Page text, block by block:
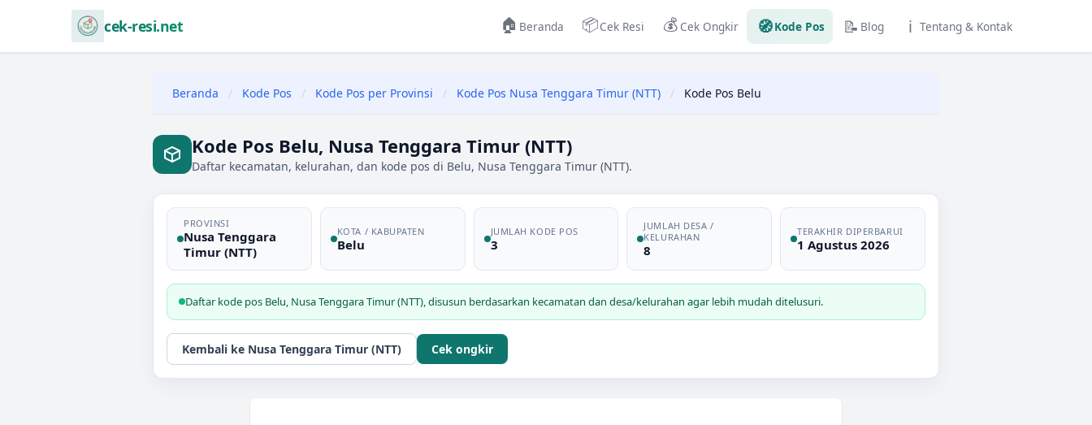
cek-resi.net 🏠 Beranda 📦Cek Resi 💰 Cek Ongkir 🧭Kode Pos 📝 Blog ℹ️ Tentang & Kontak
Beranda / Kode Pos / Kode Pos per Provinsi / Kode Pos Nusa Tenggara Timur (NTT) / Kode Pos Belu
Kode Pos Belu, Nusa Tenggara Timur (NTT)
Daftar kecamatan, kelurahan, dan kode pos di Belu, Nusa Tenggara Timur (NTT).
PROVINSI
Nusa Tenggara
Timur (NTT)
KOTA / KABUPATEN
Belu
JUMLAH KODE POS
3
JUMLAH DESA /
KELURAHAN
8
TERAKHIR DIPERBARUI
1 Agustus 2026
Daftar kode pos Belu, Nusa Tenggara Timur (NTT), disusun berdasarkan kecamatan dan desa/kelurahan agar lebih mudah ditelusuri.
Kembali ke Nusa Tenggara Timur (NTT) Cek ongkir